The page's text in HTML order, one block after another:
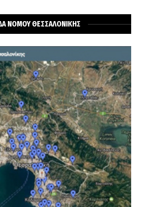
ΝΟΜΟΥ ΘΕΣΣΑΛΟΝΙΚΗΣ